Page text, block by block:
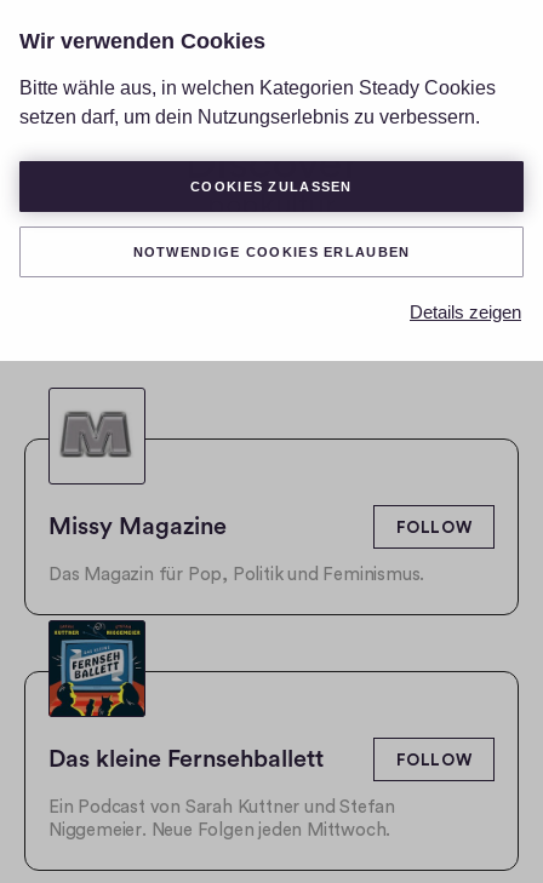
Wir verwenden Cookies
Bitte wähle aus, in welchen Kategorien Steady Cookies
setzen darf, um dein Nutzungserlebnis zu verbessern.
COOKIES ZULASSEN
NOTWENDIGE COOKIES ERLAUBEN
Details zeigen
Discover
popkultur
RESET SEARCH CRITERIA
Missy Magazine FOLLOW
Das Magazin für Pop, Politik und Feminismus.
Das kleine Fernsehballett FOLLOW
Ein Podcast von Sarah Kuttner und Stefan
Niggemeier. Neue Folgen jeden Mittwoch.